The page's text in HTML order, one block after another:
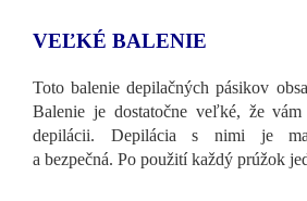
VEĽKÉ BALENIE
Toto balenie depilačných pásikov
Balenie je dostatočne veľké, že
depilácii. Depilácia s nimi je
a bezpečná. Po použití každý prúžok